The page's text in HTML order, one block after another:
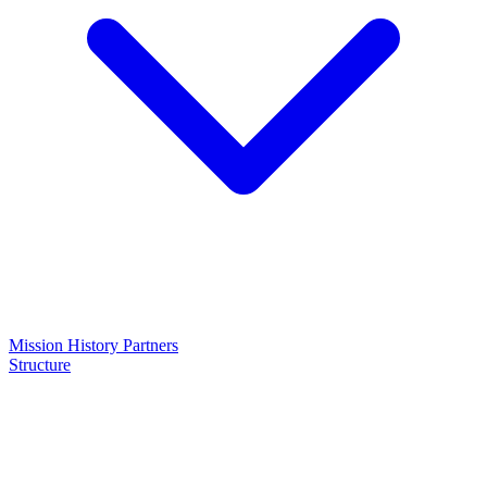
Mission History Partners
Structure